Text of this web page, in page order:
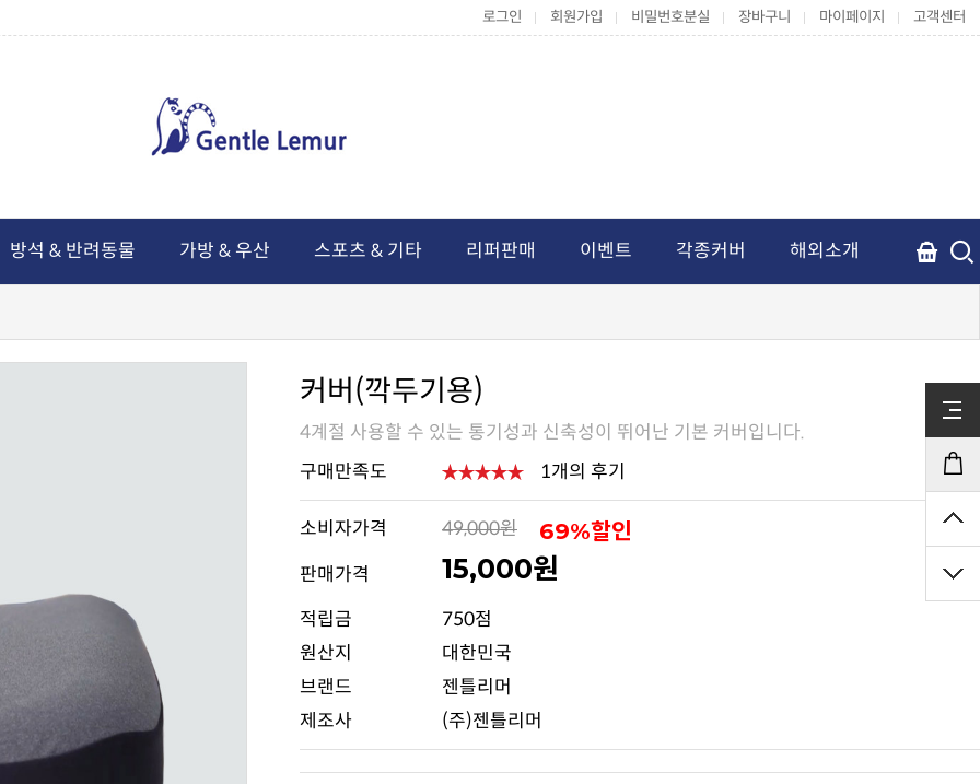
로그인 회원가입 비밀번호분실 장바구니 마이페이지 고객센터
방석 & 반려동물 가방 & 우산 스포츠 & 기타 리퍼판매 이벤트 각종커버 해외소개
커버(깍두기용)
4계절 사용할 수 있는 통기성과 신축성이 뛰어난 기본 커버입니다.
구매만족도
1개의 후기
소비자가격 49,000원 69%할인
판매가격 15,000원
적립금
750점
원산지
대한민국
브랜드
젠틀리머
제조사
(주)젠틀리머